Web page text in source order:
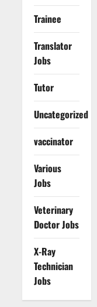
Trainee
Translator
Jobs
Tutor
Uncategorized
vaccinator
Various
Jobs
Veterinary
Doctor Jobs
X-Ray
Technician
Jobs